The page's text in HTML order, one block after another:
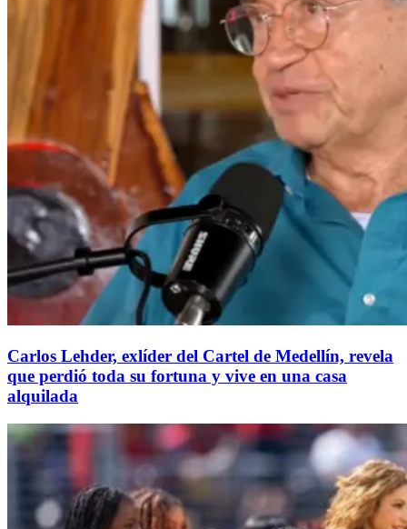
Carlos Lehder, exlíder del Cartel de Medellín, revela
que perdió toda su fortuna y vive en una casa
alquilada